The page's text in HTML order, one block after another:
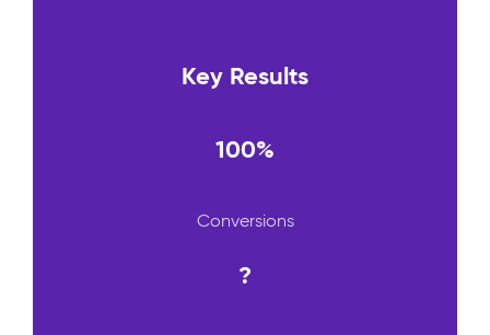
Key Results
100%
Conversions
?